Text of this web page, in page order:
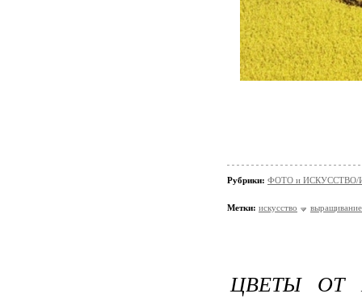
Рубрики: ФОТО и ИСКУССТВО/
Метки: искусство
ЦВЕТЫ ОТ